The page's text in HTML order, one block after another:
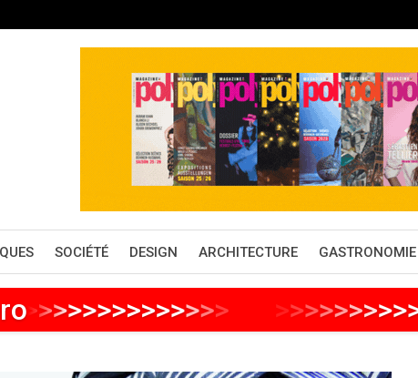
SOCIÉTÉ DESIGN ARCHITECTURE GASTRONOMIE
>>>>>>>>>>>>>> >>>>>>> >